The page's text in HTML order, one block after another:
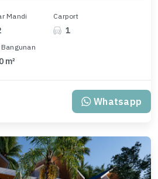
Mandi Carport
1
m²
Whatsapp